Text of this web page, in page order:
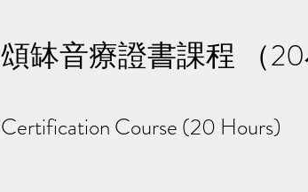
頌缽音療證書課程 （20
Certification Course (20 Hours)